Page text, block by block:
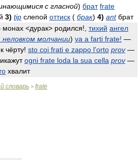
с гласной) брат frate
3) tip слепой оттиск ( брак) 4) ant брат
<дурак> родился!, тихий ангел
молчании) va a farti frate! —
чёрту! sto coi frati e zappo l'orto prov —
ogni frate loda la sua cella prov —
хвалит
словарь > frate